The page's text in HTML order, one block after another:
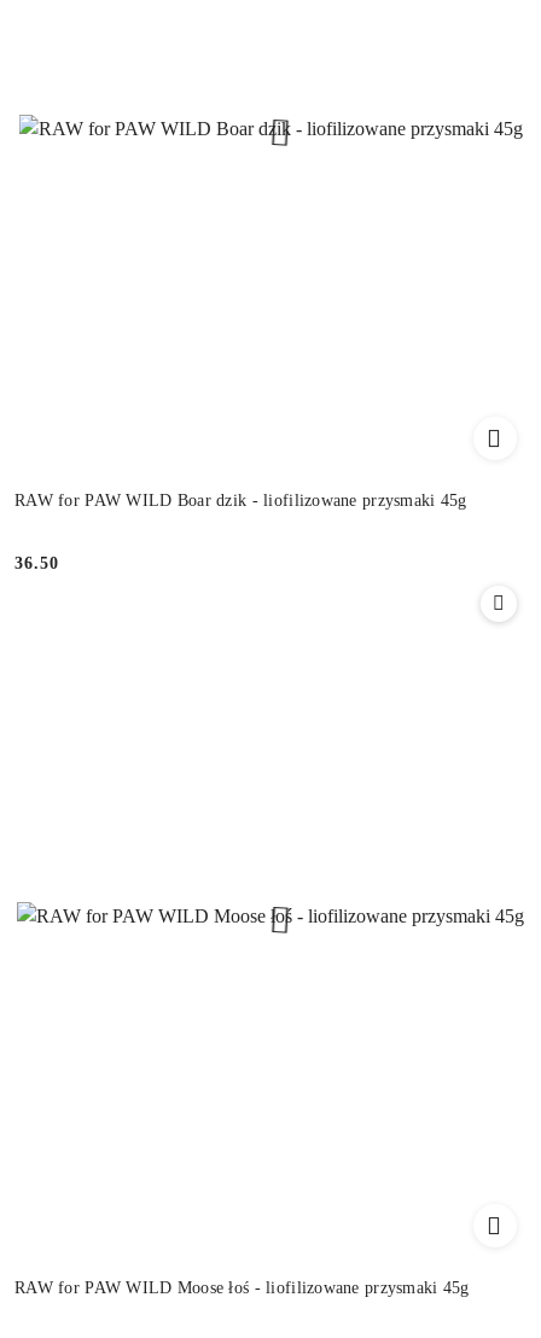
RAW for PAW WILD Boar dzik - liofilizowane przysmaki 45g
Cena:
36.50
RAW for PAW WILD Moose łoś - liofilizowane przysmaki 45g